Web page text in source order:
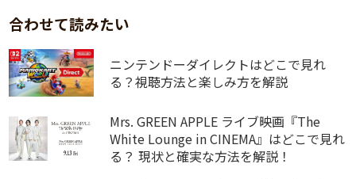
合わせて読みたい
ニンテンドーダイレクトはどこで見れ
る？視聴方法と楽しみ方を解説
Mrs. GREEN APPLE ライブ映画『The
White Lounge in CINEMA』はどこで見れ
る？ 現状と確実な方法を解説！